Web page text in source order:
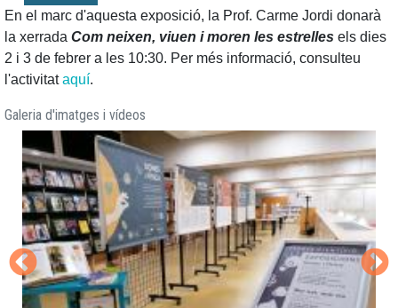
En el marc d'aquesta exposició, la Prof. Carme Jordi donarà
la xerrada Com neixen, viuen i moren les estrelles els dies
2 i 3 de febrer a les 10:30. Per més informació, consulteu
l'activitataquí.
Galeria d'imatges i vídeos